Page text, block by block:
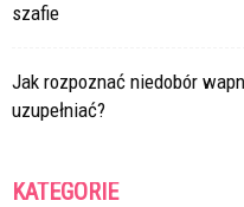
szafie
Jak rozpoznać niedobór
uzupełniać?
KATEGORIE